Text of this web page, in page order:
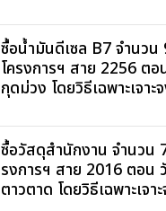
ซื้อน้ำมันดีเซล B7 จำนวน
โครงการฯ สาย 2256 ตอ
กุดม่วง โดยวิธีเฉพาะเจาะ
ซื้อวัสดุสำนักงาน จำนวน
รงการฯ สาย 2016 ตอน
ตาวตาด โดยวิธีเฉพาะเจา